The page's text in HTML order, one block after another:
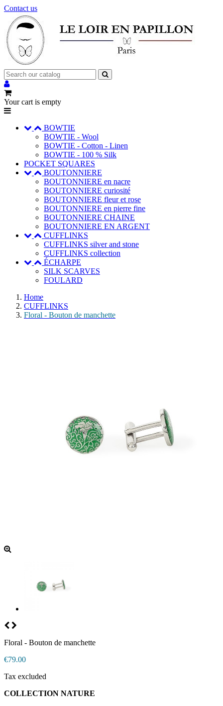
Contact us
Your cart is empty
BOWTIE
BOWTIE - Wool
BOWTIE - Cotton - Linen
BOWTIE - 100 % Silk
POCKET SQUARES
BOUTONNIERE
BOUTONNIERE en nacre
BOUTONNIERE curiosité
BOUTONNIERE fleur et rose
BOUTONNIERE en pierre fine
BOUTONNIERE CHAINE
BOUTONNIERE EN ARGENT
CUFFLINKS
CUFFLINKS silver and stone
CUFFLINKS collection
ÉCHARPE
SILK SCARVES
FOULARD
Home
CUFFLINKS
Floral - Bouton de manchette
Floral - Bouton de manchette
€79.00
Tax excluded
COLLECTION NATURE